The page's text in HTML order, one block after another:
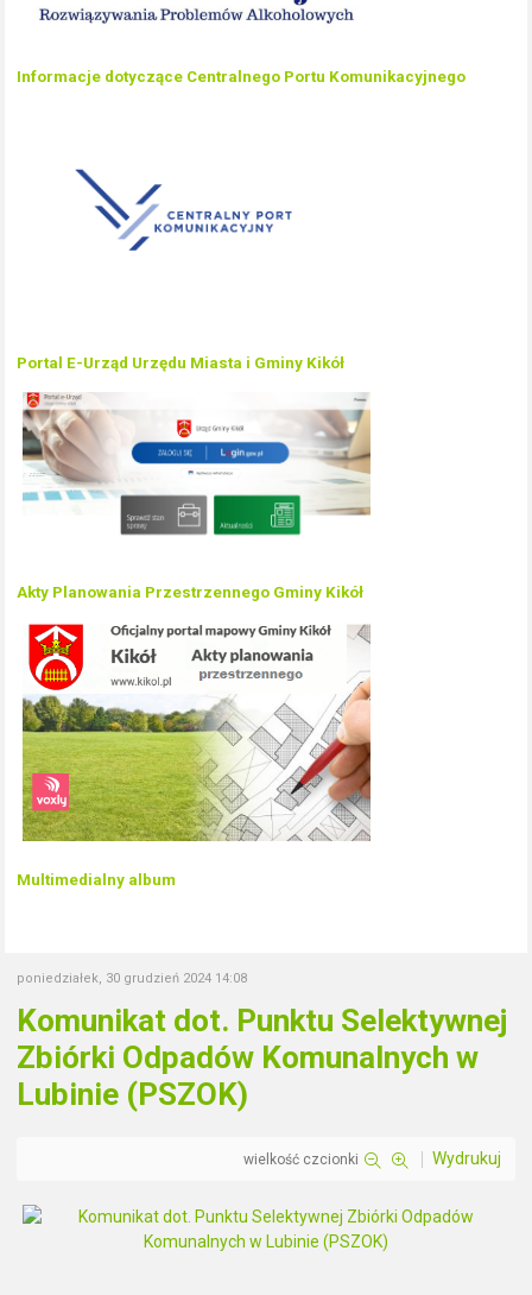
Informacje dotyczące Centralnego Portu Komunikacyjnego
Portal E-Urząd Urzędu Miasta i Gminy Kikół
Akty Planowania Przestrzennego Gminy Kikół
Multimedialny album
poniedziałek, 30 grudzień 2024 14:08
Komunikat dot. Punktu Selektywnej
Zbiórki Odpadów Komunalnych w
Lubinie (PSZOK)
wielkość czcionki Wydrukuj